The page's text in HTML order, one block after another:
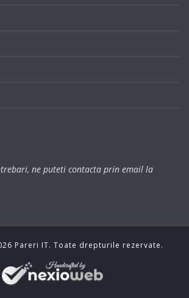
ne puteti contacta prin email la
Pareri IT. Toate drepturile rezervate.